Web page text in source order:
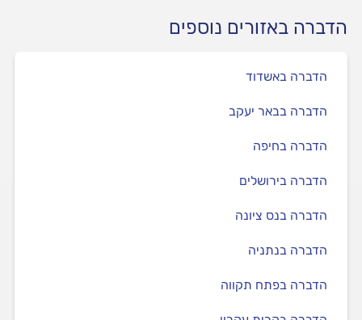
הדברה באזורים נוספים
הדברה באשדוד
הדברה בבאר יעקב
הדברה בחיפה
הדברה בירושלים
הדברה בנס ציונה
הדברה בנתניה
הדברה בפתח תקווה